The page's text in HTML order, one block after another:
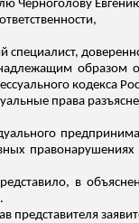
Черноголову
специалист,
образом
кодекса
права
в
представителя